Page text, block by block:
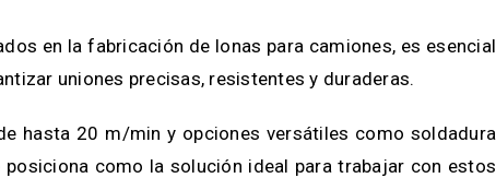
en la fabricación de lonas para camiones, es esencial
uniones precisas, resistentes y duraderas.
hasta 20 m/min y opciones versátiles como soldadura
posiciona como la solución ideal para trabajar con estos